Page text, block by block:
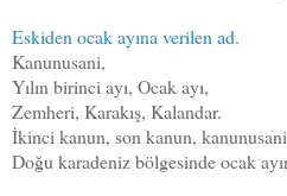
Eskiden ocak ayına verilen ad.
Kanunusani,
Yılın birinci ayı, Ocak ayı,
Zemheri, Karakış, Kalandar.
İkinci kanun, son kanun,
Doğu karadeniz bölgesinde ocak